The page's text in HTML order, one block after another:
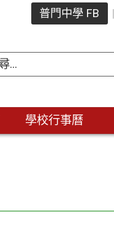
普門中學 FB
學校行事曆